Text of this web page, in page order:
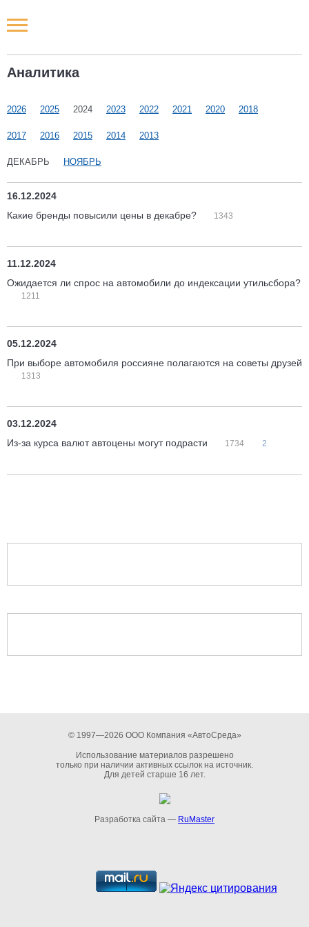
Аналитика
2026 2025 2024 2023 2022 2021 2020 2018
2017 2016 2015 2014 2013
ДЕКАБРЬ НОЯБРЬ
16.12.2024
Какие бренды повысили цены в декабре?
1343
11.12.2024
Ожидается ли спрос на автомобили до индексации утильсбора?
1211
05.12.2024
При выборе автомобиля россияне полагаются на советы друзей
1313
03.12.2024
Из-за курса валют автоцены могут подрасти
1734 2
© 1997—2026 ООО Компания «АвтоСреда»
Использование материалов разрешено
только при наличии активных ссылок на источник.
Для детей старше 16 лет.
Разработка сайта — RuMaster
Новости РФ
Наши мероприятия
Статьи